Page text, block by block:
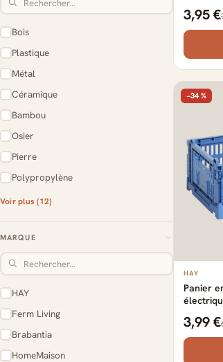
Bois
Plastique
Métal
Céramique
Bambou
Osier
Pierre
Polypropylène
Voir plus (12)
MARQUE
HAY
Ferm Living
Brabantia
HomeMaison
3,95 €
−34 %
HAY
Panier
3,99 €